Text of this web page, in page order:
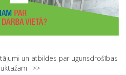
un atbildes par ugunsdrošības